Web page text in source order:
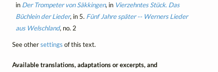
in Der Trompeter von Säkkingen, in Vierzehntes Stück. Das
Büchlein der Lieder, in 5. Fünf Jahre später -- Werners Lieder
aus Welschland, no. 2
See othersettings of this text.
Available translations, adaptations or excerpts, and